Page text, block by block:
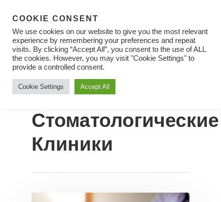
Hit enter to search or ESC to close
Tag
Clinic Archives -
Europe
Стоматологические
Клиники
COOKIE CONSENT
We use cookies on our website to give you the most relevant
experience by remembering your preferences and repeat
visits. By clicking “Accept All”, you consent to the use of ALL
the cookies. However, you may visit "Cookie Settings" to
provide a controlled consent.
Cookie Settings Accept All